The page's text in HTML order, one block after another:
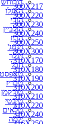
דורוחש
האגלו
הודי
הולביין
הריז
וינטג'
זיגלר
חבל
טבריז
טורקמן
טיבטי
טלאים
ילמה
300X217
300X220
300X230
300X240
300X250
300X300
310X170
310X180
310X190
310X200
310X210
310X220
310X240